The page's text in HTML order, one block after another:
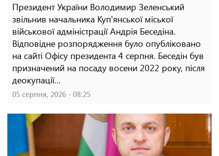
Президент України Володимир Зеленський
звільнив начальника Куп'янської міської
військової адміністрації Андрія Беседіна.
Відповідне розпорядження було опубліковано
на сайті Офісу президента 4 серпня. Беседін був
призначений на посаду восени 2022 року, після
деокупації…
05 серпня, 2026 - 08:25